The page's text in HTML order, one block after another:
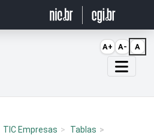
TIC Empresas Tablas
A+ A- A